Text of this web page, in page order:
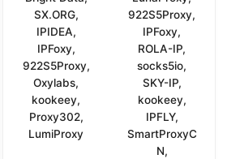
SX.ORG,
IPIDEA,
IPFoxy,
922S5Proxy,
Oxylabs,
kookeey,
Proxy302,
LumiProxy
922S5Proxy,
IPFoxy,
ROLA-IP,
socks5io,
SKY-IP,
kookeey,
IPFLY,
SmartProxyC
N,